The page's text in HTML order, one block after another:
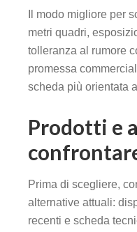
Il modo migliore per
metri quadri,
tolleranza al rumore
promessa
scheda più orientata
Prodotti e
Prima di scegliere,
alternative attuali:
recenti e scheda